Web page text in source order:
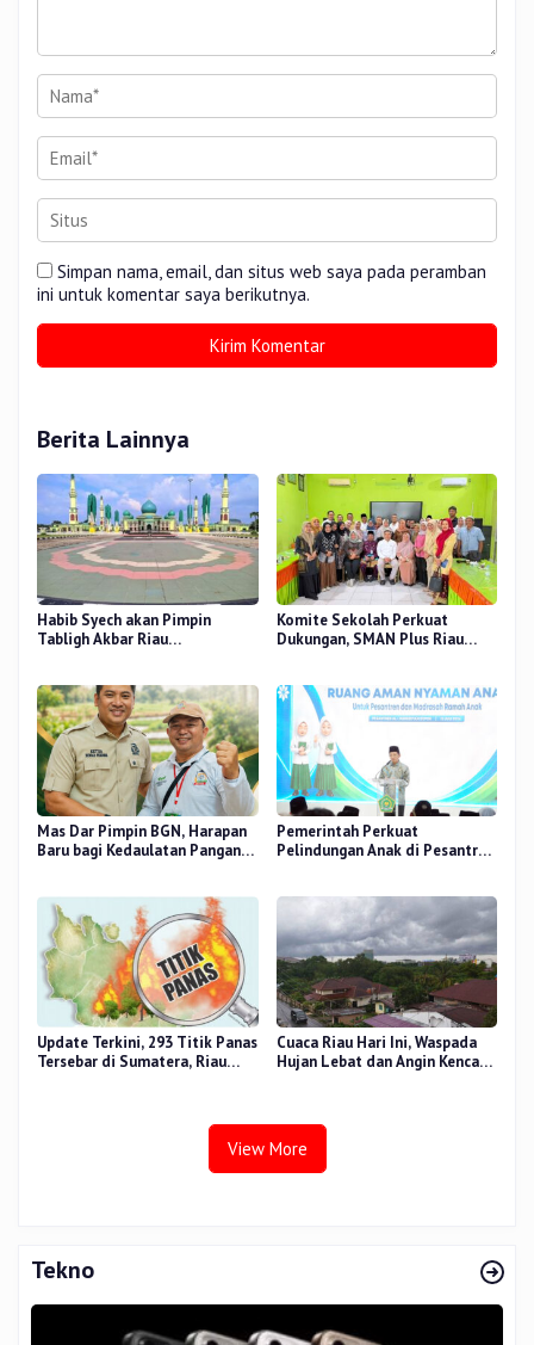
Simpan nama, email, dan situs web saya pada peramban
ini untuk komentar saya berikutnya.
Berita Lainnya
Habib Syech akan Pimpin
Tabligh Akbar Riau
Komite Sekolah Perkuat
Dukungan, SMAN Plus Riau
Mas Dar Pimpin BGN, Harapan
Baru bagi Kedaulatan Pangan
Pemerintah Perkuat
Pelindungan Anak di Pesantren
Update Terkini, 293 Titik Panas
Tersebar di Sumatera, Riau
Cuaca Riau Hari Ini, Waspada
Hujan Lebat dan Angin Kencang
View More
Tekno